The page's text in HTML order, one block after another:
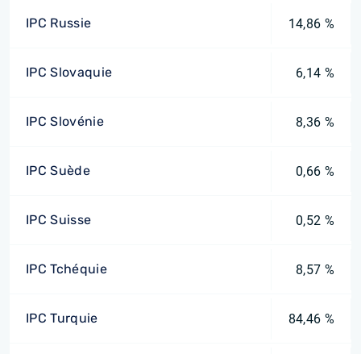
IPC Russie 14,86 %
IPC Slovaquie 6,14 %
IPC Slovénie 8,36 %
IPC Suède 0,66 %
IPC Suisse 0,52 %
IPC Tchéquie 8,57 %
IPC Turquie 84,46 %